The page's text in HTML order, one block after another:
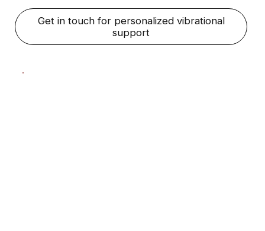
Get in touch for personalized vibrational
support